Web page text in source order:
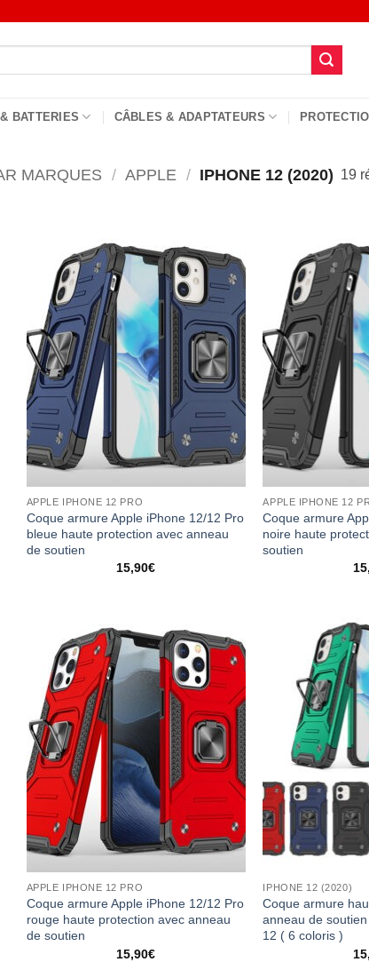
BATTERIES CÂBLES & ADAPTATEURS
MARQUES / APPLE / IPHONE 12 (2020) 19
APPLE IPHONE 12 PRO
Coque armure Apple iPhone 12/12 Pro
bleue haute protection avec anneau
de soutien
15,90€
APPLE IPHONE 12
Coque armure
noire haute
soutien
APPLE IPHONE 12 PRO
Coque armure Apple iPhone 12/12 Pro
rouge haute protection avec anneau
de soutien
15,90€
IPHONE 12 (2020)
Coque armure
anneau de
12 ( 6 coloris )